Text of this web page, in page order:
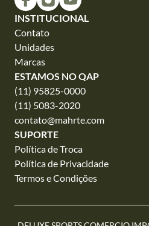
INSTITUCIONAL
Contato
Unidades
Marcas
ESTAMOS NO QAP
(11) 95825-0000
(11) 5083-2020
contato@mahrte.com
SUPORTE
Política de Troca
Política de Privacidade
Termos e Condições